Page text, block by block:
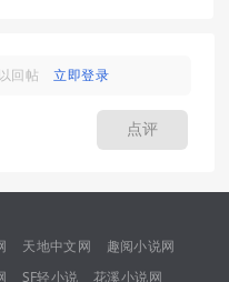
回帖 立即登录
点评
天地中文网
趣阅小说网
SF轻小说 花溪小说网